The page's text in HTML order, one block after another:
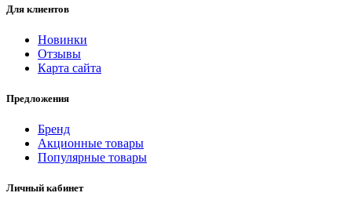
Для клиентов
Новинки
Отзывы
Карта сайта
Предложения
Бренд
Акционные товары
Популярные товары
Личный кабинет